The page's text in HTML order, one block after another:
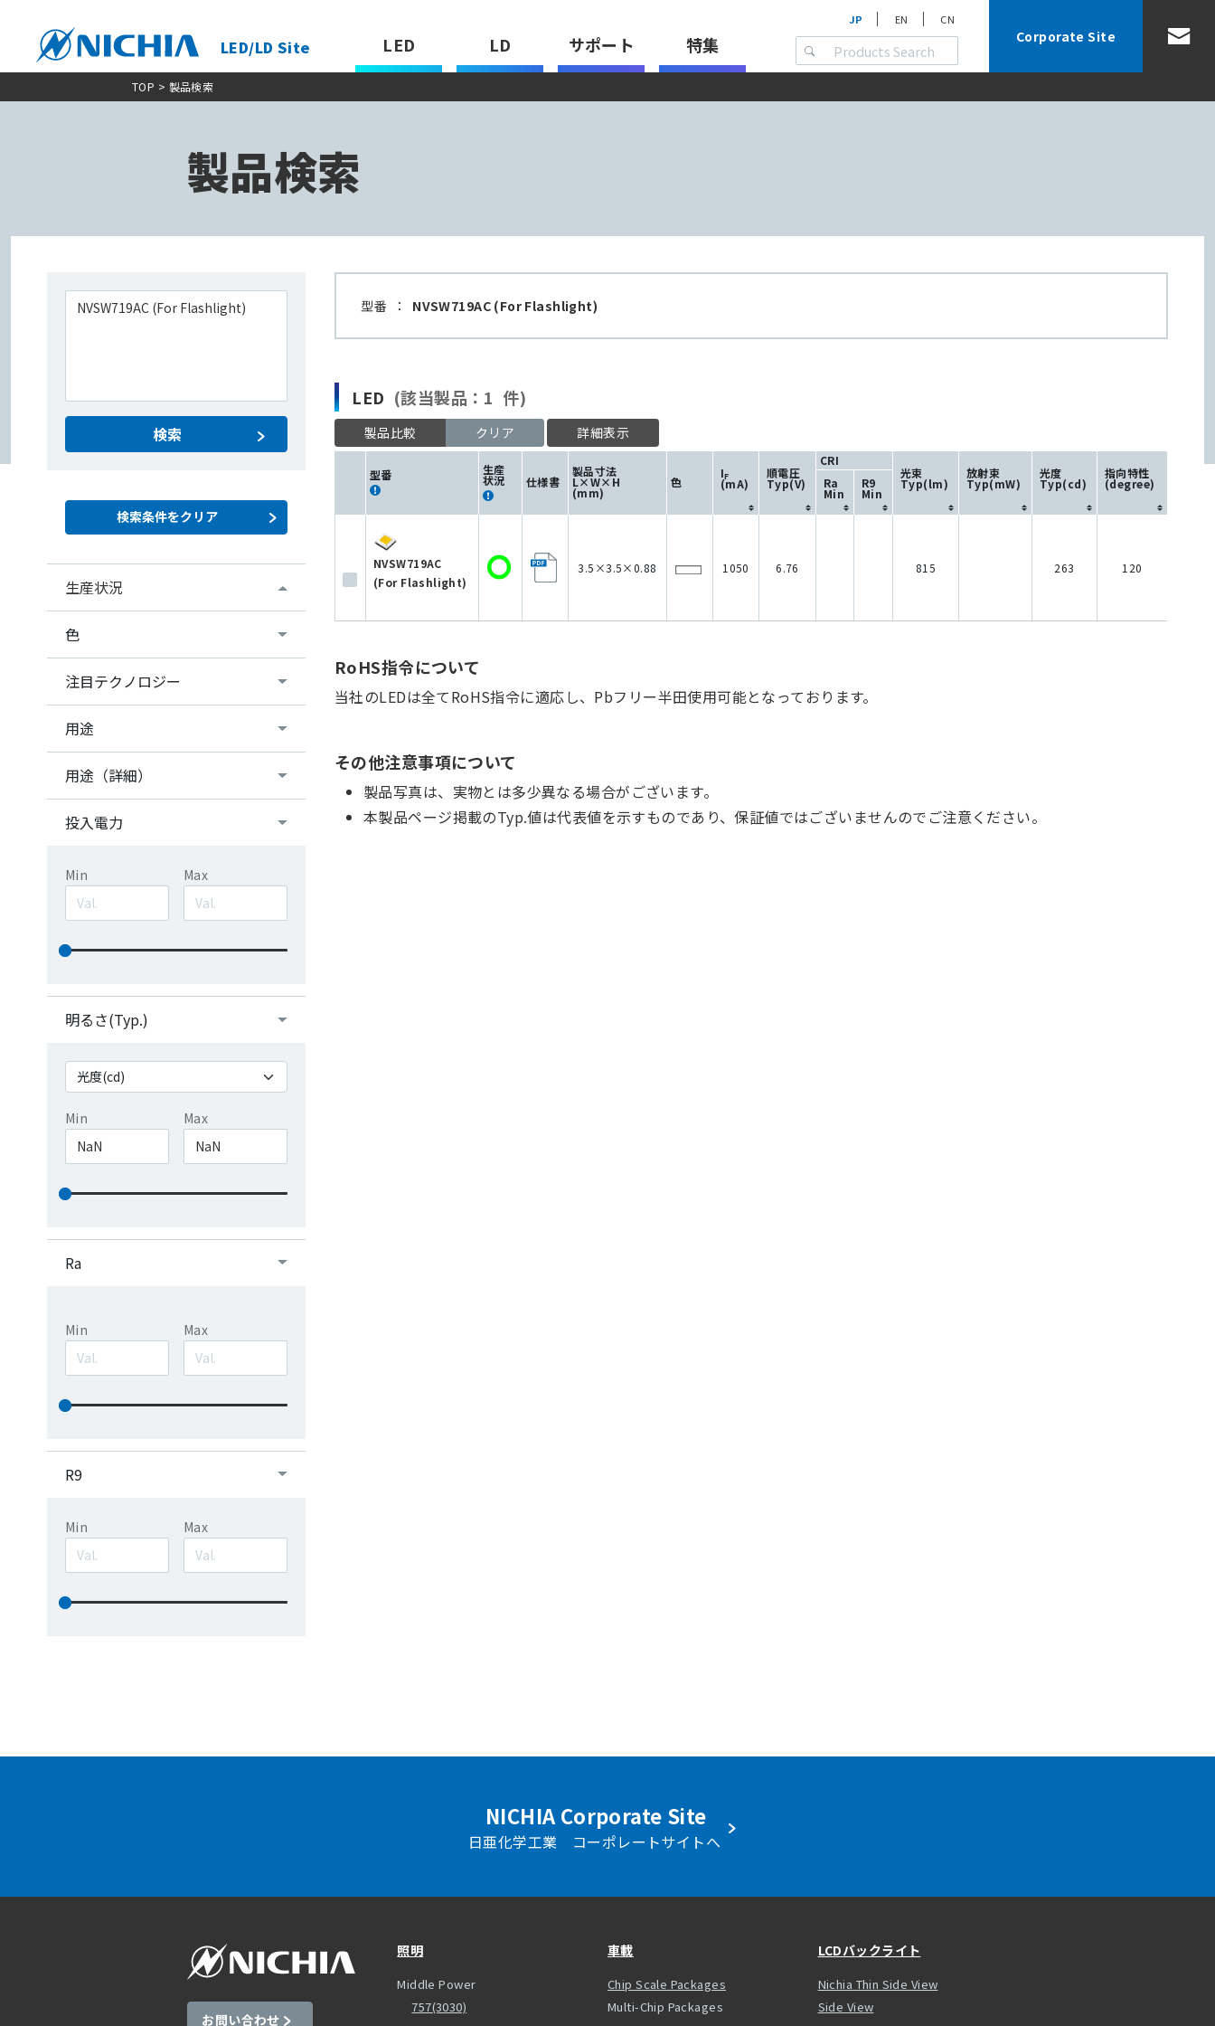
LED/LD Site LED LD サポート 特集
JP EN CN
Corporate Site
TOP > 製品検索
製品検索
検索
生産状況
色
注目テクノロジー
用途
用途（詳細）
投入電力
Min Max
明るさ(Typ.)
Min Max
Ra
Min Max
R9
Min Max
型番 ： NVSW719AC (For Flashlight)
LED (該当製品：1 件)
製品比較 クリア 詳細表示
型番 生産
状況 仕様書
製品寸法
L×W×H
(mm)
色
IF
(mA)
順電圧
Typ(V)
CRI
光束
Typ(lm)
放射束
Typ(mW)
光度
Typ(cd)
指向特性
(degree)
Ra
Min
R9
Min
NVSW719AC
(For Flashlight)
3.5×3.5×0.88 1050 6.76 815 263 120
RoHS指令について
当社のLEDは全てRoHS指令に適応し、Pbフリー半田使用可能となっております。
その他注意事項について
製品写真は、実物とは多少異なる場合がございます。
本製品ページ掲載のTyp.値は代表値を示すものであり、保証値ではございませんのでご注意ください。
NICHIA Corporate Site
日亜化学工業 コーポレートサイトへ
お問い合わせ
照明
Middle Power
757(3030)
車載
Chip Scale Packages
Multi-Chip Packages
LCDバックライト
Nichia Thin Side View
Side View